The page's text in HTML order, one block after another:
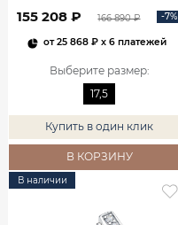
155 208 ₽ 166 890 ₽ -7%
от25 868 ₽x 6 платежей
Выберите размер:
17,5
Купить в один клик
В КОРЗИНУ
В наличии